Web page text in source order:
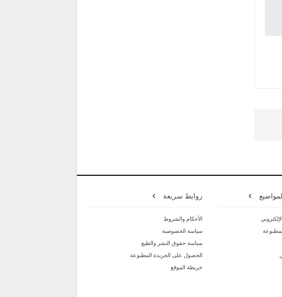
روابط سريعة
الأحكام والشروط
سياسة الخصوصية
سياسة حقوق النشر والطبع
الحصول على الجريدة المطبوعة
خريطة الموقع